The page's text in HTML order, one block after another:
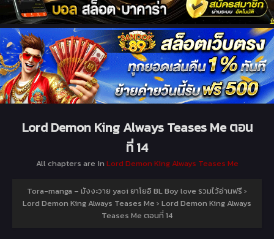
Lord Demon King Always Teases Me ตอน
ที่ 14
All chapters are in Lord Demon King Always Teases Me
Tora-manga – มังงะวาย yaoi ยาโยอิ BL Boy love รวมไว้อ่านฟรี ›
Lord Demon King Always Teases Me › Lord Demon King Always
Teases Me ตอนที่ 14